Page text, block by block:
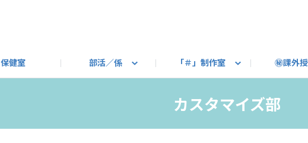
保健室 部活／係
いきもの係 たべもの係 その他
「＃」制作室 ㊙課外
カスタマイズ部